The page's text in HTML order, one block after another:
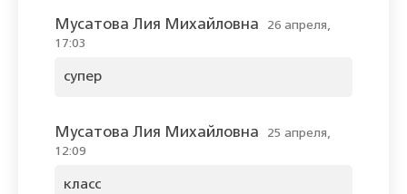
Мусатова Лия Михайловна
26 апреля,
17:03
супер
Мусатова Лия Михайловна
25 апреля,
12:09
класс